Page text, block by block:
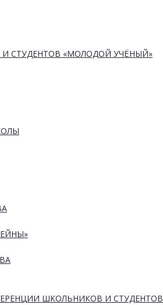
СТУДЕНТОВ «МОЛОДОЙ УЧЁНЫЙ»
ШКОЛЬНИКОВ И СТУДЕНТОВ